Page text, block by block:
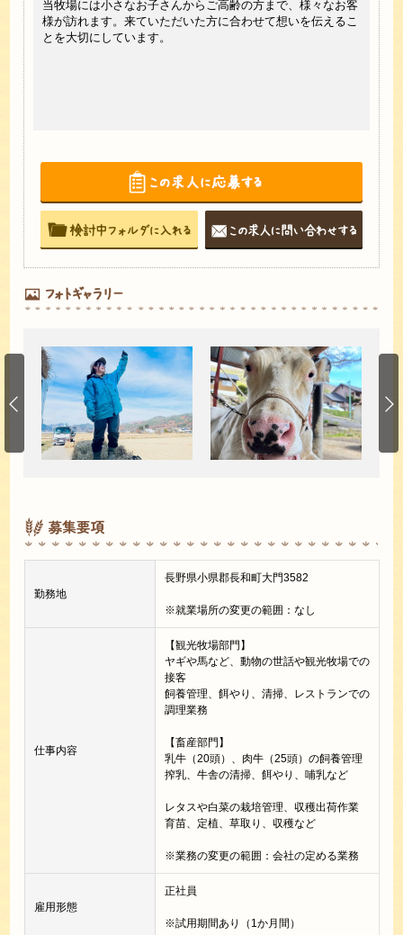
迎
当牧場には小さなお子さんからご高齢の方まで、様々なお客
様が訪れます。来ていただいた方に合わせて想いを伝えるこ
とを大切にしています。
牛
者
募集要項
勤務地
長野県小県郡長和町大門3582
※就業場所の変更の範囲：なし
仕事内容
【観光牧場部門】
ヤギや馬など、動物の世話や観光牧場での
接客
飼養管理、餌やり、清掃、レストランでの
調理業務
【畜産部門】
乳牛（20頭）、肉牛（25頭）の飼養管理
搾乳、牛舎の清掃、餌やり、哺乳など
レタスや白菜の栽培管理、収穫出荷作業
育苗、定植、草取り、収穫など
※業務の変更の範囲：会社の定める業務
雇用形態
正社員
※試用期間あり（1か月間）